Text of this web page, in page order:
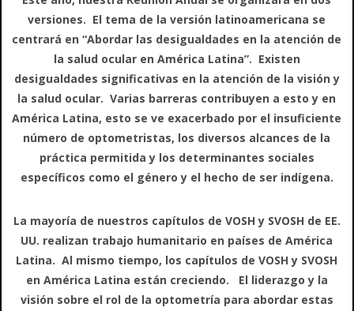
versiones. El tema de la versión latinoamericana se
centrará en “Abordar las desigualdades en la atención de
la salud ocular en América Latina”. Existen
desigualdades significativas en la atención de la visión y
la salud ocular. Varias barreras contribuyen a esto y en
América Latina, esto se ve exacerbado por el insuficiente
número de optometristas, los diversos alcances de la
práctica permitida y los determinantes sociales
específicos como el género y el hecho de ser indígena.
La mayoría de nuestros capítulos de VOSH y SVOSH de EE.
UU. realizan trabajo humanitario en países de América
Latina. Al mismo tiempo, los capítulos de VOSH y SVOSH
en América Latina están creciendo. El liderazgo y la
visión sobre el rol de la optometría para abordar estas